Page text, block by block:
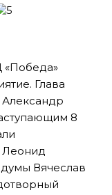
Глава
8
Леонид
Вячеслав